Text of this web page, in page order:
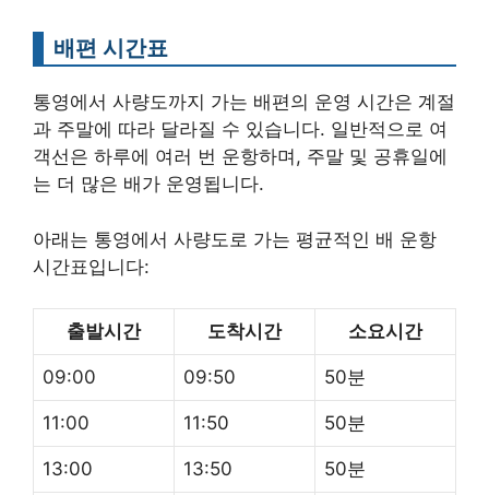
배편 시간표
통영에서 사량도까지 가는 배편의 운영 시간은 계절
과 주말에 따라 달라질 수 있습니다. 일반적으로 여
객선은 하루에 여러 번 운항하며, 주말 및 공휴일에
는 더 많은 배가 운영됩니다.
아래는 통영에서 사량도로 가는 평균적인 배 운항
시간표입니다:
출발시간 도착시간 소요시간
09:00 09:50 50분
11:00 11:50 50분
13:00 13:50 50분